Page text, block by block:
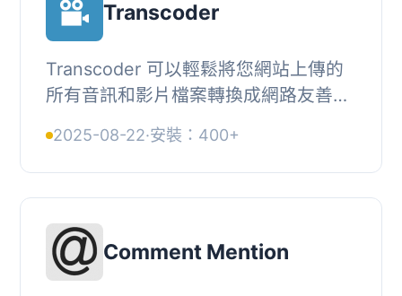
Transcoder
Transcoder 可以輕鬆將您網站上傳的
所有音訊和影片檔案轉換成網路友善格
的需求-您不必煩惱安裝、管理相依性
或租用伺服器...
2025-08-22·安裝：400+
Comment Mention